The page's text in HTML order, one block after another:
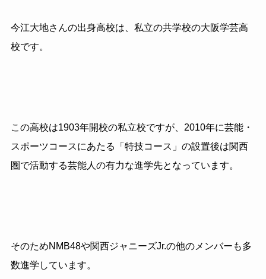
今江大地さんの出身高校は、私立の共学校の大阪学芸高
校です。
この高校は1903年開校の私立校ですが、2010年に芸能・
スポーツコースにあたる「特技コース」の設置後は関西
圏で活動する芸能人の有力な進学先となっています。
そのためNMB48や関西ジャニーズJr.の他のメンバーも多
数進学しています。